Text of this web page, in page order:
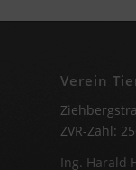
Verein
ZVR-Zahl:
Ing. Harald